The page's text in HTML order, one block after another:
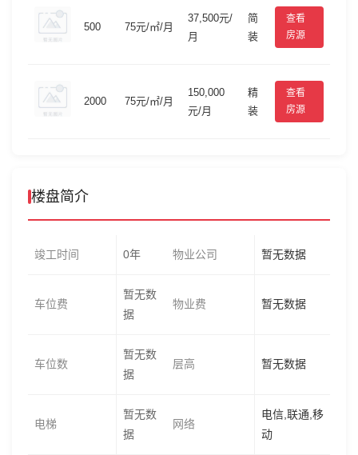
500 75元/㎡/月
37,500元/
月
简
装
查看
房源
2000 75元/㎡/月
150,000
元/月
精
装
查看
房源
楼盘简介
竣工时间 0年 物业公司 暂无数据
车位费
暂无数
据
物业费 暂无数据
车位数
暂无数
据
层高 暂无数据
电梯
暂无数
据
网络
电信,联通,移
动